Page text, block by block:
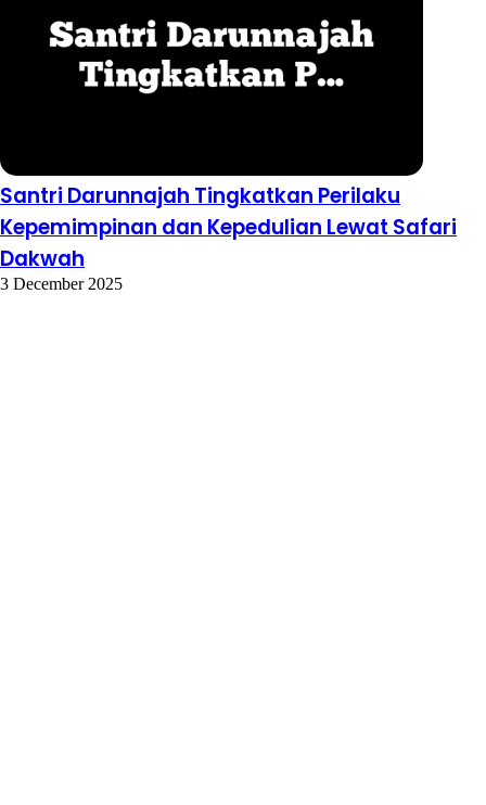
Santri Darunnajah Tingkatkan Perilaku
Kepemimpinan dan Kepedulian Lewat Safari
Dakwah
3 December 2025